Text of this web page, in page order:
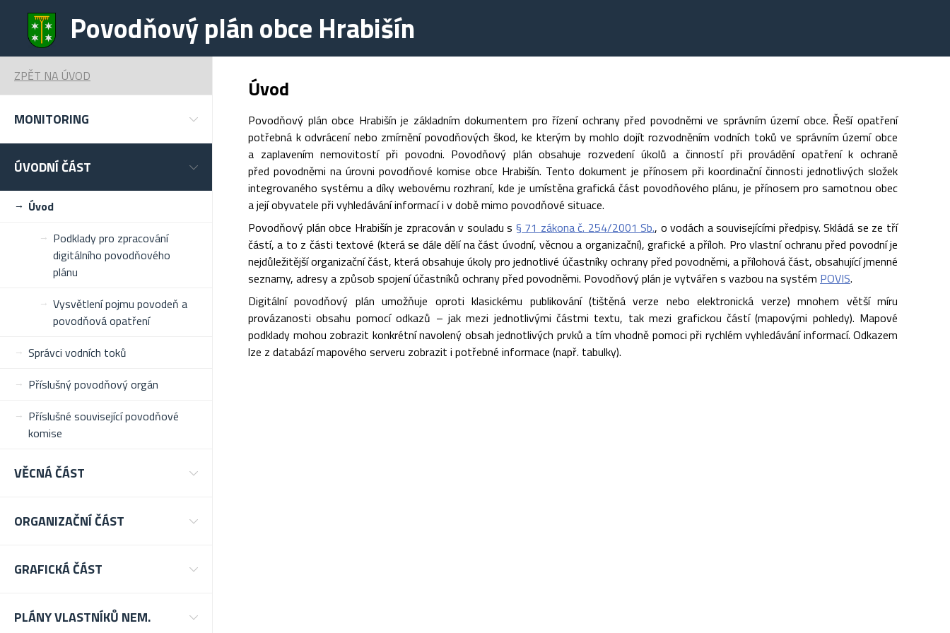
Povodňový plán obce Hrabišín
ZPĚT NA ÚVOD
MONITORING
ÚVODNÍ ČÁST
Úvod
Podklady pro zpracování
digitálního povodňového
plánu
Vysvětlení pojmu povodeň a
povodňová opatření
Správci vodních toků
Příslušný povodňový orgán
Příslušné související povodňové
komise
VĚCNÁ ČÁST
ORGANIZAČNÍ ČÁST
GRAFICKÁ ČÁST
PLÁNY VLASTNÍKŮ NEM.
Úvod
Povodňový plán obce Hrabišín je základním dokumentem pro řízení ochrany před povodněmi ve správním území obce. Řeší opatření
potřebná k odvrácení nebo zmírnění povodňových škod, ke kterým by mohlo dojít rozvodněním vodních toků ve správním území obce
a zaplavením nemovitostí při povodni. Povodňový plán obsahuje rozvedení úkolů a činností při provádění opatření k ochraně
před povodněmi na úrovni povodňové komise obce Hrabišín. Tento dokument je přínosem při koordinační činnosti jednotlivých složek
integrovaného systému a díky webovému rozhraní, kde je umístěna grafická část povodňového plánu, je přínosem pro samotnou obec
a její obyvatele při vyhledávání informací i v době mimo povodňové situace.
Povodňový plán obce Hrabišín je zpracován v souladu s § 71 zákona č. 254/2001 Sb., o vodách a souvisejícími předpisy. Skládá se ze tří
částí, a to z části textové (která se dále dělí na část úvodní, věcnou a organizační), grafické a příloh. Pro vlastní ochranu před povodní je
nejdůležitější organizační část, která obsahuje úkoly pro jednotlivé účastníky ochrany před povodněmi, a přílohová část, obsahující jmenné
seznamy, adresy a způsob spojení účastníků ochrany před povodněmi. Povodňový plán je vytvářen s vazbou na systém POVIS.
Digitální povodňový plán umožňuje oproti klasickému publikování (tištěná verze nebo elektronická verze) mnohem větší míru
provázanosti obsahu pomocí odkazů – jak mezi jednotlivými částmi textu, tak mezi grafickou částí (mapovými pohledy). Mapové
podklady mohou zobrazit konkrétní navolený obsah jednotlivých prvků a tím vhodně pomoci při rychlém vyhledávání informací. Odkazem
lze z databází mapového serveru zobrazit i potřebné informace (např. tabulky).